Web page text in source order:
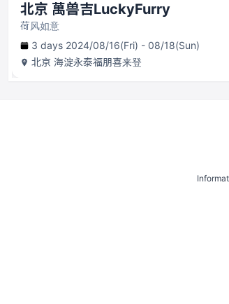
北京 萬兽吉LuckyFurry
荷风如意
3 days 2024/08/16(Fri) - 08/18(Sun)
北京 海淀永泰福朋喜来登